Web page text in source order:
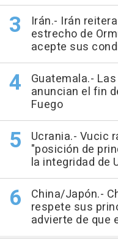
Irán.- Irán
estrecho de
acepte sus
Guatemala.-
anuncian el fin
Fuego
Ucrania.- Vucic
"posición de
la integridad de
China/Japón.-
respete sus
advierte de que